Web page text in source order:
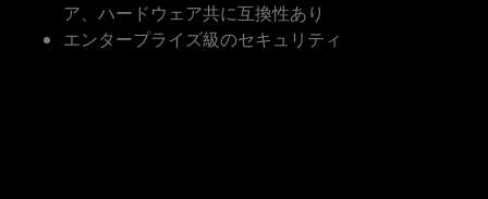
ア、ハードウェア共に互換性あり
エンタープライズ級のセキュリティ